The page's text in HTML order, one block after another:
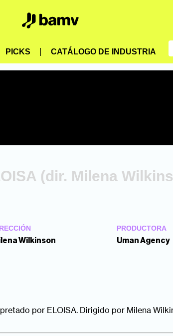
PICKS CATÁLOGO DE INDUSTRIA
(dir. Milena
Wilkinson
PRODUCTORA
Uman Agency
por ELOISA. Dirigido por Milena